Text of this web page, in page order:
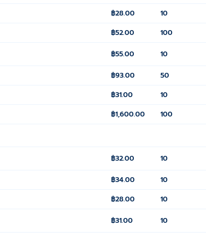
฿28.00 10
฿52.00 100
฿55.00 10
฿93.00 50
฿31.00 10
฿1,600.00 100
฿32.00 10
฿34.00 10
฿28.00 10
฿31.00 10